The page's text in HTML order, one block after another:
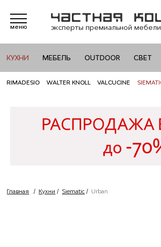
меню эксперты премиальной
КУХНИ МЕБЕЛЬ OUTDOOR СВЕТ
RIMADESIO WALTER KNOLL VALCUCINE
Главная / Кухни / Siematic / Urban